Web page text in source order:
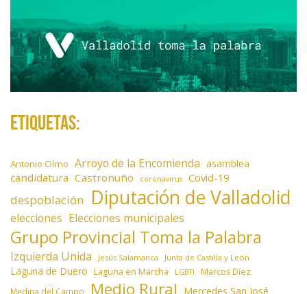
Etiquetas:
Antonio Olmo Arroyo de la Encomienda asamblea
candidatura Castronuño coronavirus Covid-19
despoblación Diputación de Valladolid
elecciones Elecciones municipales
Grupo Provincial Toma la Palabra
Izquierda Unida Jesús Salamanca Junta de Castilla y León
Laguna de Duero Laguna en Marcha LGBTI Marcos Díez
Medina del Campo Medio Rural Mercedes San José